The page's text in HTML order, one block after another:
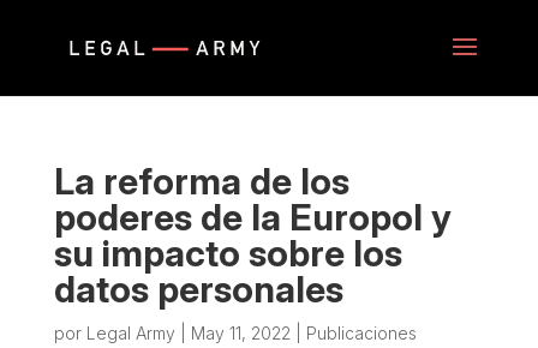
La reforma de los
poderes de la Europol y
su impacto sobre los
datos personales
por Legal Army May 11, 2022 Publicaciones